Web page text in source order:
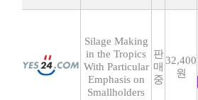
Silage Making
in the Tropics
With Particular
Emphasis on
Smallholders
판
매
중
32,400
원